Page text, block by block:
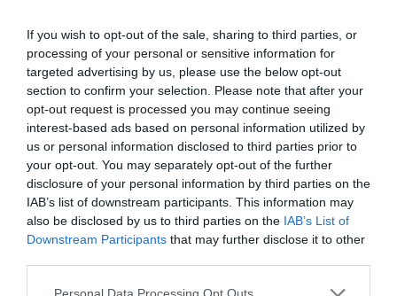
If you wish to opt-out of the sale, sharing to third parties, or
processing of your personal or sensitive information for
targeted advertising by us, please use the below opt-out
section to confirm your selection. Please note that after your
opt-out request is processed you may continue seeing
interest-based ads based on personal information utilized by
us or personal information disclosed to third parties prior to
your opt-out. You may separately opt-out of the further
disclosure of your personal information by third parties on the
IAB’s list of downstream participants. This information may
also be disclosed by us to third parties on the IAB’s List of
Downstream Participants that may further disclose it to other
Personal Data Processing Opt Outs